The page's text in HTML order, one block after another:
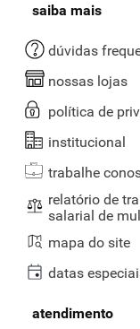
saiba mais
dúvidas
nossas lojas
política de
institucional
trabalhe
relatório de
salarial de
mapa do site
datas
atendimento